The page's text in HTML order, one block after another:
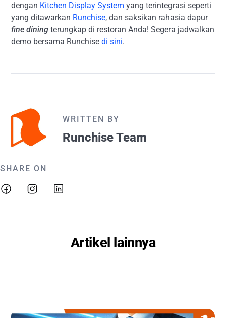
dengan Kitchen Display System yang terintegrasi seperti
yang ditawarkan Runchise, dan saksikan rahasia dapur
fine dining terungkap di restoran Anda! Segera jadwalkan
demo bersama Runchisedi sini.
WRITTEN BY
Runchise Team
SHARE ON
Artikel lainnya